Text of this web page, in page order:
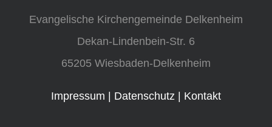
Evangelische Kirchengemeinde Delkenheim
Dekan-Lindenbein-Str. 6
65205 Wiesbaden-Delkenheim
Impressum Datenschutz Kontakt